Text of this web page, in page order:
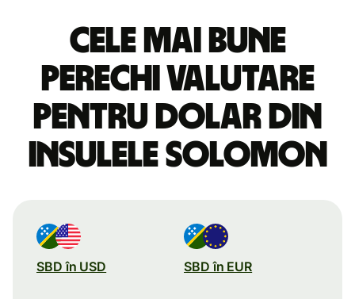
Cele mai bune
perechi valutare
pentru dolar din
Insulele Solomon
SBD în USD SBD în EUR